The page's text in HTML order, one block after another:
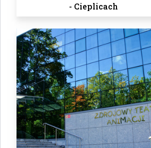
- Cieplicach